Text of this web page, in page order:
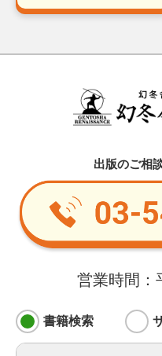
出版のご相
営業時間：
書籍検索